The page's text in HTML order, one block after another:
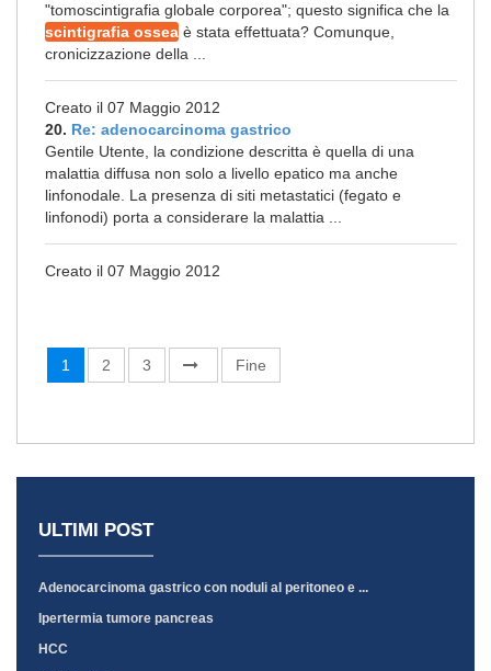
"tomoscintigrafia globale corporea"; questo significa che la
scintigrafia ossea è stata effettuata? Comunque,
cronicizzazione della ...
Creato il 07 Maggio 2012
20. Re: adenocarcinoma gastrico
Gentile Utente, la condizione descritta è quella di una
malattia diffusa non solo a livello epatico ma anche
linfonodale. La presenza di siti metastatici (fegato e
linfonodi) porta a considerare la malattia ...
Creato il 07 Maggio 2012
1 2 3 Fine
ULTIMI POST
Adenocarcinoma gastrico con noduli al peritoneo e ...
Ipertermia tumore pancreas
HCC